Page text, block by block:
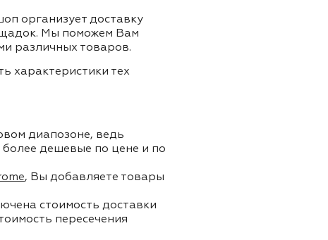
организует доставку
Мы поможем Вам
различных товаров.
характеристики тех
диапозоне, ведь
дешевые по цене и по
, Вы добавляете товары
стоимость доставки
пересечения